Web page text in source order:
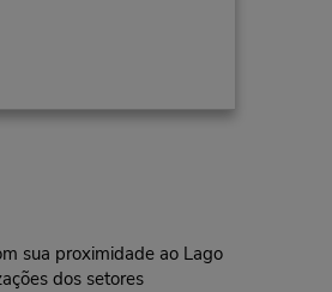
sua proximidade ao Lago
dos setores